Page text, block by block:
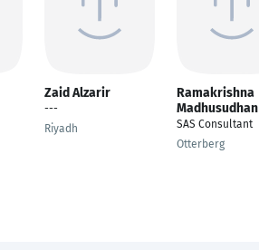
Zaid Alzarir
---
Riyadh
Ramakrishna
Madhusudhan
SAS Consultant
Otterberg